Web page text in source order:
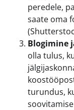
peredele,
saate oma
Blogimine
olla tulus,
turundus,